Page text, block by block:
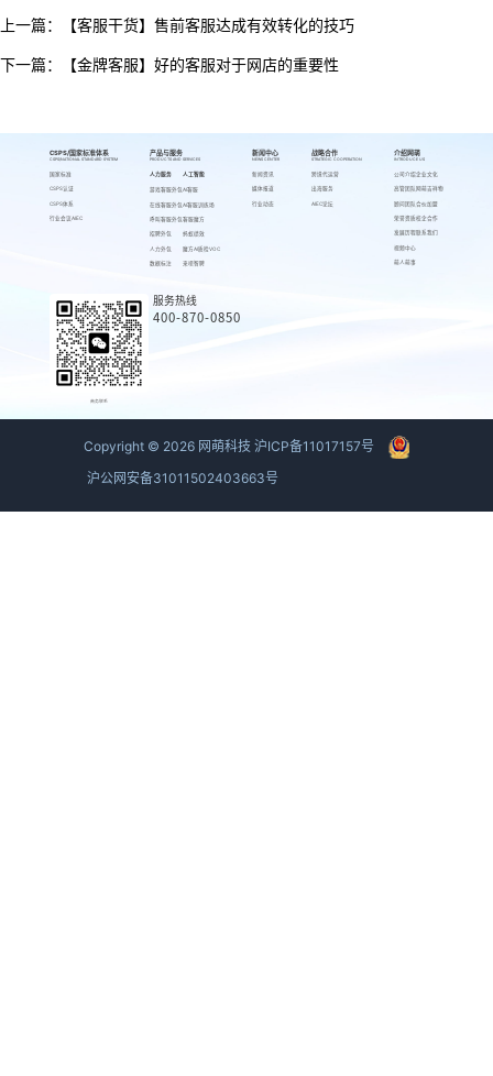
上一篇： 【客服干货】售前客服达成有效转化的技巧
下一篇： 【金牌客服】好的客服对于网店的重要性
CSPS/国家标准体系
CSPS/NATIONAL STANDARD SYSTEM
国家标准
CSPS认证
CSPS体系
行业会议AIEC
产品与服务
PRODUCTS AND SERVICES
人力服务
游戏客服外包
在线客服外包
呼叫客服外包
招聘外包
人力外包
数据标注
人工智能
AI客服
AI客服训练场
客服魔方
蚂蚁绩效
魔方AI质检VOC
来呗智聘
新闻中心
NEWS CENTER
新闻资讯
媒体报道
行业动态
战略合作
STRATEGIC COOPERATION
跨境代运营
出海服务
AIEC论坛
介绍网萌
INTRODUCE US
公司介绍
高管团队
顾问团队
荣誉资质
发展历程
视频中心
萌人萌事
企业文化
网萌吉祥物
合伙加盟
校企合作
联系我们
商务联系
服务热线
400-870-0850
Copyright © 2026 网萌科技 沪ICP备11017157号
沪公网安备31011502403663号